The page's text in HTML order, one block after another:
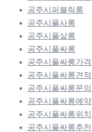
공주시퍼블릭룸
공주시풀사롱
공주시풀살롱
공주시풀싸롱
공주시풀싸롱가격
공주시풀싸롱견적
공주시풀싸롱문의
공주시풀싸롱예약
공주시풀싸롱위치
공주시풀싸롱추천